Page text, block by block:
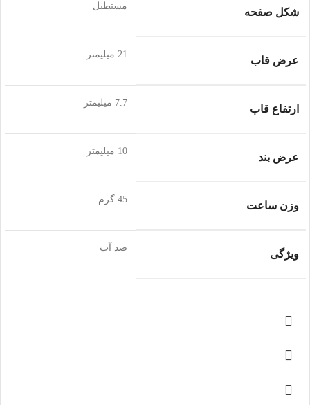
شکل صفحه
مستطیل
عرض قاب
21 میلیمتر
ارتفاع قاب
7.7 میلیمتر
عرض بند
10 میلیمتر
وزن ساعت
45 گرم
ویژگی
ضد آب